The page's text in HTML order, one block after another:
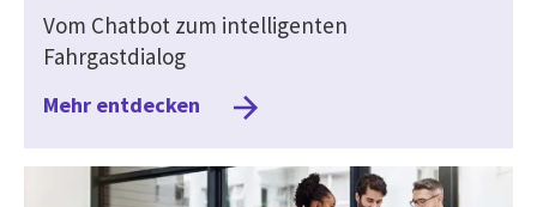
Vom Chatbot zum intelligenten
Fahrgastdialog
Mehr entdecken